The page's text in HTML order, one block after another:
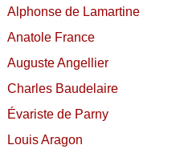
Alphonse de Lamartine
Anatole France
Auguste Angellier
Charles Baudelaire
Évariste de Parny
Louis Aragon